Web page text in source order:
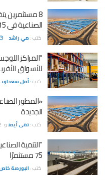
8 مستثمرين
الصناعية فى 15 مايو
كتب : مي راشد
“المراكز
للأسواق
كتب :أمل سعداوى
«المطور
الجديدة
كتب :تقى أيمنو 2
75 مستثمرًا
كتب : البورصة